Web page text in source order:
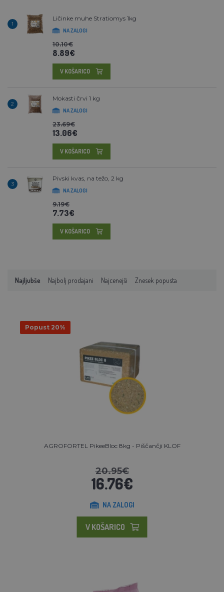
1
Ličinke muhe Stratiomys 1kg
NA ZALOGI
10.10€
8.89€
V KOŠARICO
2
Mokasti črvi 1 kg
NA ZALOGI
23.69€
13.06€
V KOŠARICO
3
Pivski kvas, na težo, 2 kg
NA ZALOGI
9.19€
7.73€
V KOŠARICO
Najljubše Najbolj prodajani Najcenejši Znesek popusta
Popust 20%
AGROFORTEL PikeeBloc 8kg - Piščančji KLOF
20.95€
16.76€
NA ZALOGI
V KOŠARICO